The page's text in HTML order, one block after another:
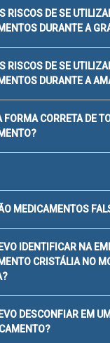
RISCOS DE SE
DURANTE A
RISCOS DE SE
DURANTE A
FORMA CORRETA DE
MEDICAMENTOS
IDENTIFICAR NA
CRISTÁLIA NO
DESCONFIAR EM